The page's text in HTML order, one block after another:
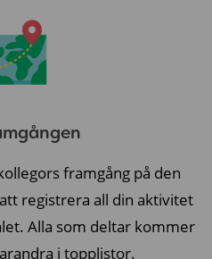
framgång på den
registrera all din aktivitet
Alla som deltar kommer
i topplistor.